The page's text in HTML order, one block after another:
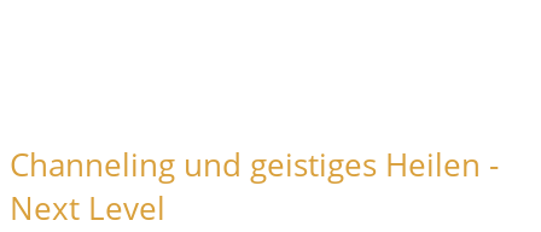
Channeling und geistiges Heilen -
Next Level